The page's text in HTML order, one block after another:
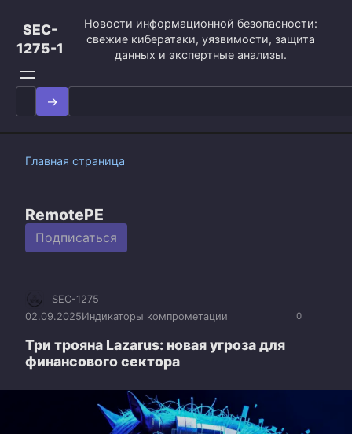
контенту
SEC-
1275-1
Новости информационной безопасности:
свежие кибератаки, уязвимости, защита
данных и экспертные анализы.
Search
for:
Главная страница
RemotePE
Подписаться
0
SEC-1275
02.09.2025Индикаторы компрометации
Три трояна Lazarus: новая угроза для
финансового сектора